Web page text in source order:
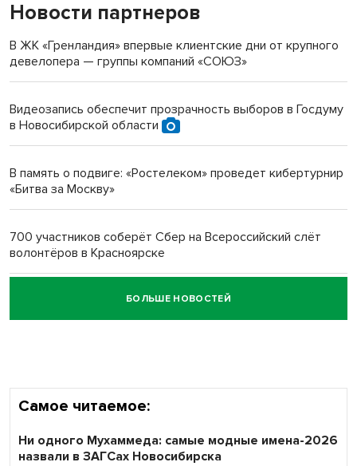
«Мы живём на пастбище!»: в новосибирском селе лошади
терроризируют жителей
Новосибирский преподаватель с женой вошли в топ-16
Новости партнеров
В ЖК «Гренландия» впервые клиентские дни от крупного
девелопера — группы компаний «СОЮЗ»
Видеозапись обеспечит прозрачность выборов в Госдуму
в Новосибирской области
В память о подвиге: «Ростелеком» проведет кибертурнир
«Битва за Москву»
700 участников соберёт Сбер на Всероссийский слёт
волонтёров в Красноярске
Честный выбор: видеонаблюдение обеспечит
объективность результатов ЕДГ в Новосибирской
БОЛЬШЕ НОВОСТЕЙ
Самое читаемое:
Ни одного Мухаммеда: самые модные имена-2026
назвали в ЗАГСах Новосибирска